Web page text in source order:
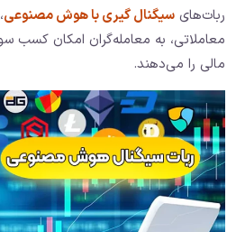
ربات‌های سیگنال گیری با هوش مصنوعی
معاملاتی، به معامله‌گران امکان کسب
مالی را می‌دهند.